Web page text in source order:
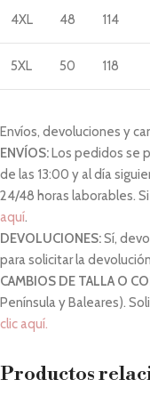
4XL 48 114
5XL 50 118
Envíos, devoluciones y
ENVÍOS: Los pedidos se
de las 13:00 y al día
24/48 horas laborables.
aquí.
DEVOLUCIONES:Sí,
para solicitar la
CAMBIOS DE TALLA O
Península y Baleares).
clic aquí.
Productos